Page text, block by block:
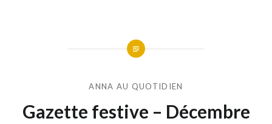
ANNA AU QUOTIDIEN
Gazette festive – Décembre